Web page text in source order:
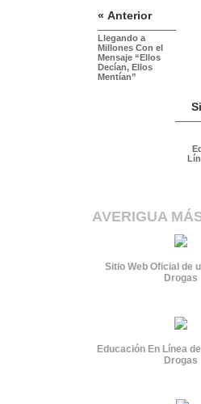
« Anterior
Llegando a
Millones Con el
Mensaje “Ellos
Decían, Ellos
Mentían”
AVERIGUA
Sitio Web Oficial de
Drogas
Educación En Línea
Drogas